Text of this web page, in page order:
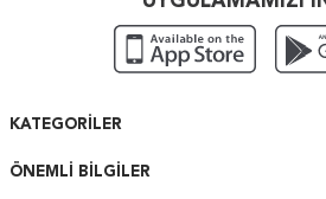
KATEGORILER
ÖNEMLI BILGILER